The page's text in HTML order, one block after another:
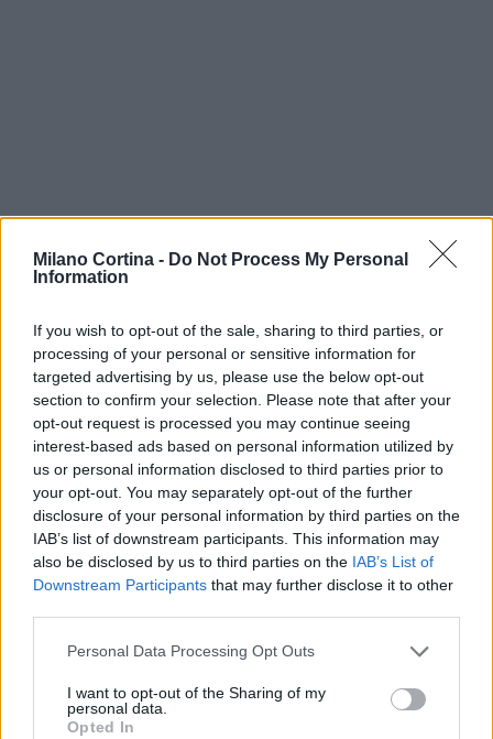
Milano Cortina - Do Not Process My Personal
Information
If you wish to opt-out of the sale, sharing to third parties, or
processing of your personal or sensitive information for
targeted advertising by us, please use the below opt-out
section to confirm your selection. Please note that after your
opt-out request is processed you may continue seeing
interest-based ads based on personal information utilized by
us or personal information disclosed to third parties prior to
your opt-out. You may separately opt-out of the further
disclosure of your personal information by third parties on the
IAB’s list of downstream participants. This information may
also be disclosed by us to third parties on the IAB’s List of
Downstream Participants that may further disclose it to other
Please note that this website/app uses one or more Google
not limited to your visit or usage behaviour. You may click to
grant or deny consent to Google and its third-party tags to
Personal Data Processing Opt Outs
I want to opt-out of the Sharing of my
personal data.
Opted In
Continua a leggere
NEWS